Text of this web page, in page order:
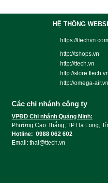
HỆ THỐNG
https://ttechvn.com
http://tshops.vn
http://ttech.vn
http://store.ttech.vn
http://omega-
Các chi nhánh công ty
VPĐD Chi nhánh Quảng Ninh:
Phường Cao Thắng, TP Hạ Long,
Hotline: 0988 062 602
Email: thai@ttech.vn